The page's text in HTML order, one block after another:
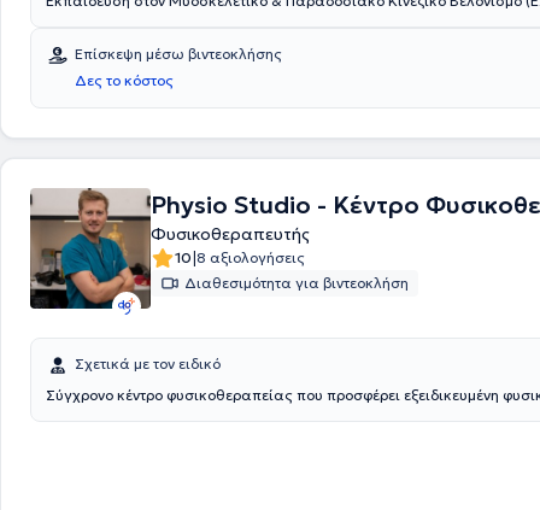
therapy
Επίσκεψη μέσω βιντεοκλήσης
Δες το κόστος
Physio Studio - Κέντρο
Φυσικοθεραπευτής
10|8 αξιολογήσεις
Διαθεσιμότητα για βιντεοκλήση
Σχετικά με τον ειδικό
Σύγχρονο κέντρο φυσικοθεραπείας που προσφέρει εξειδικευμένη